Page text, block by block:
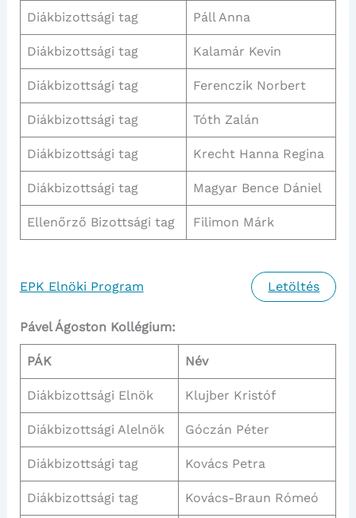
Diákbizottsági tag Páll Anna
Diákbizottsági tag Kalamár Kevin
Diákbizottsági tag Ferenczik Norbert
Diákbizottsági tag Tóth Zalán
Diákbizottsági tag Krecht Hanna Regina
Diákbizottsági tag Magyar Bence Dániel
Ellenőrző Bizottsági tag Filimon Márk
EPK Elnöki Program Letöltés
Pável Ágoston Kollégium:
PÁK Név
Diákbizottsági Elnök Klujber Kristóf
Diákbizottsági Alelnök Góczán Péter
Diákbizottsági tag Kovács Petra
Diákbizottsági tag Kovács-Braun Rómeó